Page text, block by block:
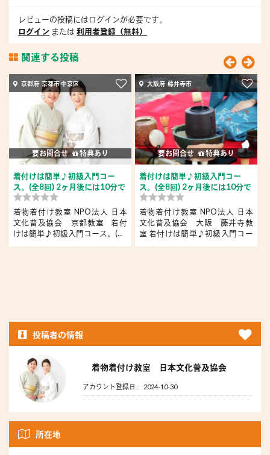
レビューの投稿にはログインが必要です。
ログイン または 利用者登録（無料）
関連する投稿
京都府 京都市 中京区
要お問合せ 特典あり
着付けは簡単♪初級入門コー
ス。(全8回) 2ヶ月後には10分で
き...
着物着付け教室 NPO法人 日本
文化普及協会 京都教室 着付
けは簡単♪初級入門コース。(...
大阪府 藤井寺市
要お問合せ 特典あり
着付けは簡単♪初級入門コー
ス。(全8回) 2ヶ月後には10分で
き...
着物着付け教室 NPO法人 日本
文化普及協会 大阪 藤井寺教
室 着付けは簡単♪初級入門コー
投稿者の情報
着物着付け教室 日本文化普及協会
アカウント登録日： 2024-10-30
所在地